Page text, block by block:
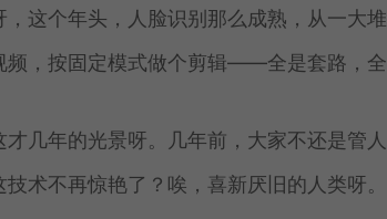
，这个年头，人脸识别那么成熟，从一大
频，按固定模式做个剪辑——全是套路，全
才几年的光景呀。几年前，大家不还是管
术不再惊艳了？唉，喜新厌旧的人类呀。